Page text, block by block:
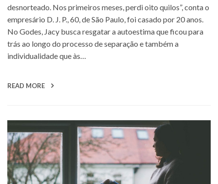
desnorteado. Nos primeiros meses, perdi oito quilos”, conta o
empresário D. J. P., 60, de São Paulo, foi casado por 20 anos.
No Godes, Jacy busca resgatar a autoestima que ficou para
trás ao longo do processo de separação e também a
individualidade que às…
READ MORE